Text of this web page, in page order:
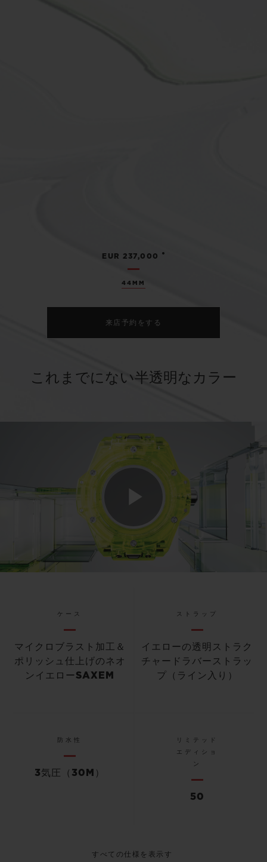
44MM
EUR 237,000 •
来店予約をする
これまでにない半透明なカラー
Play
ケース
マイクロブラスト加工＆
ポリッシュ仕上げのネオ
ンイエローSAXEM
ストラップ
イエローの透明ストラク
チャードラバーストラッ
プ（ライン入り）
防水性
3気圧（30M）
リミテッド
エディショ
ン
50
すべての仕様を表示す